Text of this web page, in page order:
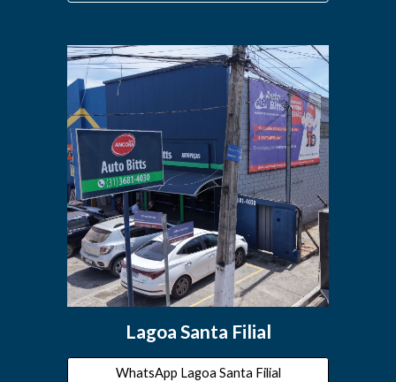
Lagoa Santa Filial
WhatsApp Lagoa Santa Filial